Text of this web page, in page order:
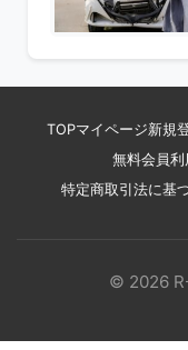
TOPマイページ新規
無料会員利
特定商取引法に基
© 2026